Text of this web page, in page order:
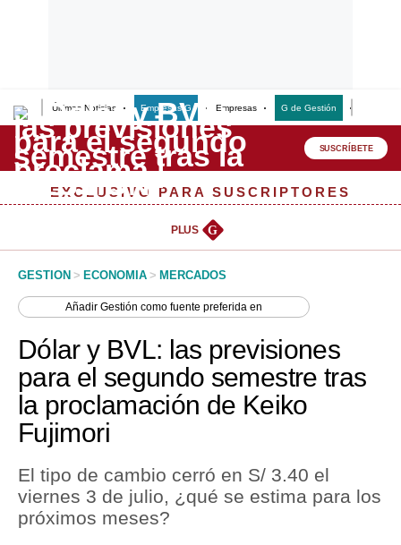
Últimas Noticias Empresas G Empresas G de Gestión
Lo último
Peru Quiosco
Management & Empleo
Perú
Política
Tu Dinero
Finanzas Personales
Inmobiliarias
SUSCRÍBETE
EXCLUSIVO PARA SUSCRIPTORES
PLUS G
GESTION > ECONOMIA > MERCADOS
AñadirGestión como fuente preferida en
Dólar y BVL: las previsiones
para el segundo semestre tras
la proclamación de Keiko
Fujimori
El tipo de cambio cerró en S/ 3.40 el
viernes 3 de julio, ¿qué se estima para los
próximos meses?